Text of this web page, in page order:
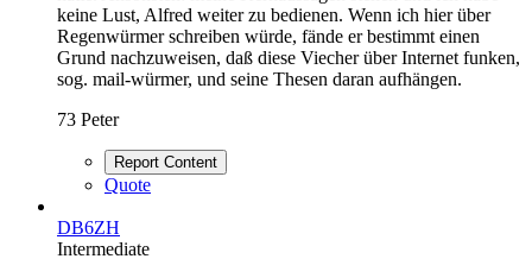
keine Lust, Alfred weiter zu bedienen. Wenn ich hier über
Regenwürmer schreiben würde, fände er bestimmt einen
Grund nachzuweisen, daß diese Viecher über Internet funken,
sog. mail-würmer, und seine Thesen daran aufhängen.
73 Peter
Report Content
Quote
DB6ZH
Intermediate